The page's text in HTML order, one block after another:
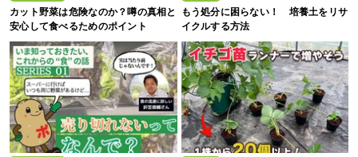
カット野菜は危険なのか？噂の真相と
安心して食べるためのポイント
もう処分に困らない！ 培養土をリサ
イクルする方法